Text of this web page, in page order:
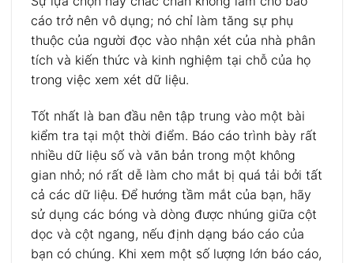
cáo trở nên vô dụng; nó chỉ làm tăng sự phụ
thuộc của người đọc vào nhận xét của nhà phân
tích và kiến ​​thức và kinh nghiệm tại chỗ của họ
trong việc xem xét dữ liệu.
Tốt nhất là ban đầu nên tập trung vào một bài
kiểm tra tại một thời điểm. Báo cáo trình bày rất
nhiều dữ liệu số và văn bản trong một không
gian nhỏ; nó rất dễ làm cho mắt bị quá tải bởi tất
cả các dữ liệu. Để hướng tầm mắt của bạn, hãy
sử dụng các bóng và dòng được nhúng giữa cột
dọc và cột ngang, nếu định dạng báo cáo của
bạn có chúng. Khi xem một số lượng lớn báo cáo,